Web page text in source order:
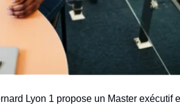
Lyon 1 propose un Master exécutif